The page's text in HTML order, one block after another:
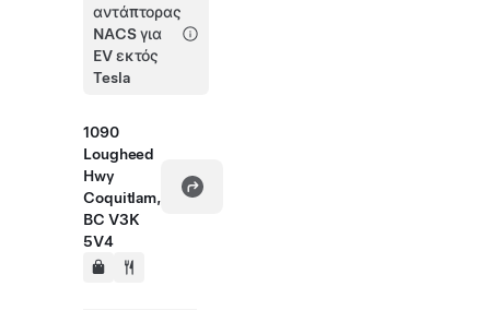
αντάπτορας
NACS για
EV εκτός
Tesla
1090
Lougheed
Hwy
Coquitlam,
BC V3K
5V4